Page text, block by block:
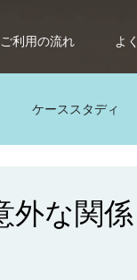
利用の流れ よ
ケーススタディ
外な関